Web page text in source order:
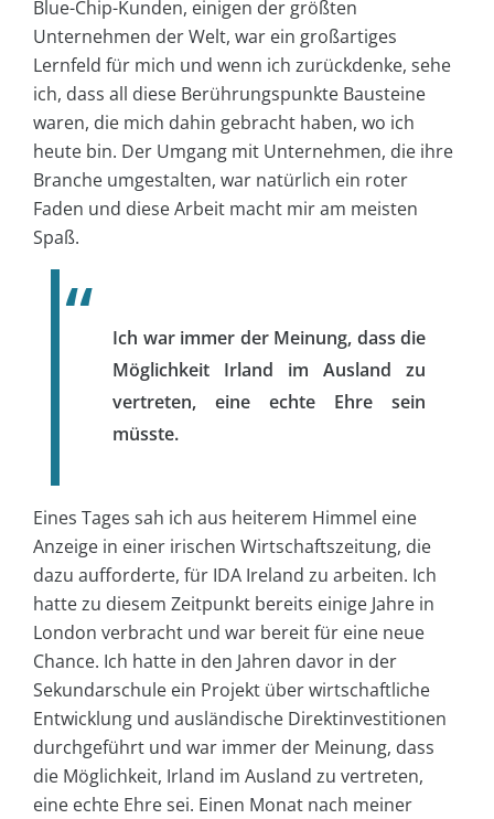
Blue-Chip-Kunden, einigen der größten
Unternehmen der Welt, war ein großartiges
Lernfeld für mich und wenn ich zurückdenke, sehe
ich, dass all diese Berührungspunkte Bausteine
waren, die mich dahin gebracht haben, wo ich
heute bin. Der Umgang mit Unternehmen, die ihre
Branche umgestalten, war natürlich ein roter
Faden und diese Arbeit macht mir am meisten
Spaß.
Ich war immer der Meinung, dass die
Möglichkeit Irland im Ausland zu
vertreten, eine echte Ehre sein
müsste.
Eines Tages sah ich aus heiterem Himmel eine
Anzeige in einer irischen Wirtschaftszeitung, die
dazu aufforderte, für IDA Ireland zu arbeiten. Ich
hatte zu diesem Zeitpunkt bereits einige Jahre in
London verbracht und war bereit für eine neue
Chance. Ich hatte in den Jahren davor in der
Sekundarschule ein Projekt über wirtschaftliche
Entwicklung und ausländische Direktinvestitionen
durchgeführt und war immer der Meinung, dass
die Möglichkeit, Irland im Ausland zu vertreten,
eine echte Ehre sei. Einen Monat nach meiner